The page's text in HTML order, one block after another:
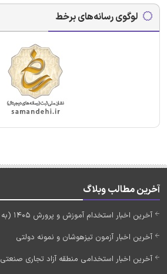
لوگوی رسانه‌های برخط
آخرین مطالب وبلاگ
آخرین اخبار استخدام آموزش و پرورش 1405 (به زودی)
آخرین اخبار آزمون تیزهوشان و نمونه دولتی
آخرین اخبار استخدامی منطقه آزاد تجاری صنعتی 1405